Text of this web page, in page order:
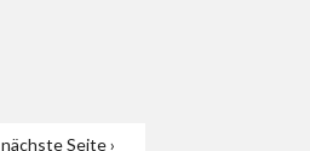
nächste Seite ›